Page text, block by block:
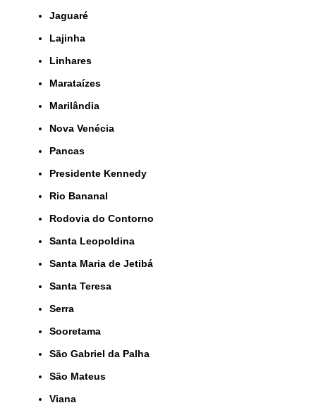
Jaguaré
Lajinha
Linhares
Marataízes
Marilândia
Nova Venécia
Pancas
Presidente Kennedy
Rio Bananal
Rodovia do Contorno
Santa Leopoldina
Santa Maria de Jetibá
Santa Teresa
Serra
Sooretama
São Gabriel da Palha
São Mateus
Viana